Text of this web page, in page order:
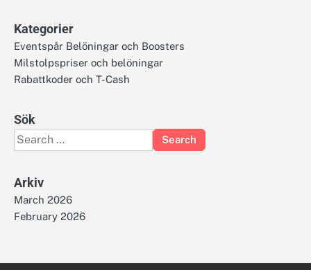
Kategorier
Eventspår Belöningar och Boosters
Milstolpspriser och belöningar
Rabattkoder och T-Cash
Sök
Search
for:
Arkiv
March 2026
February 2026